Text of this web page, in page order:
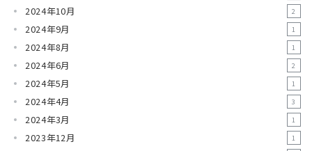
2024年10月 2
2024年9月 1
2024年8月 1
2024年6月 2
2024年5月 1
2024年4月 3
2024年3月 1
2023年12月 1